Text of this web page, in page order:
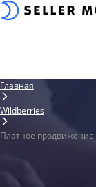
Главная
Wildberries
Платное продвижение